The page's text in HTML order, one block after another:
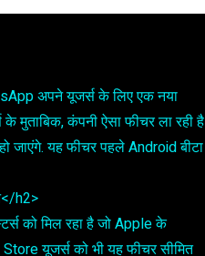
अपने यूजर्स के लिए एक नया
मुताबिक, कंपनी ऐसा फीचर ला रही है
यह फीचर पहले Android बीटा
h2>
को मिल रहा है जो Apple के
यूजर्स को भी यह फीचर सीमित